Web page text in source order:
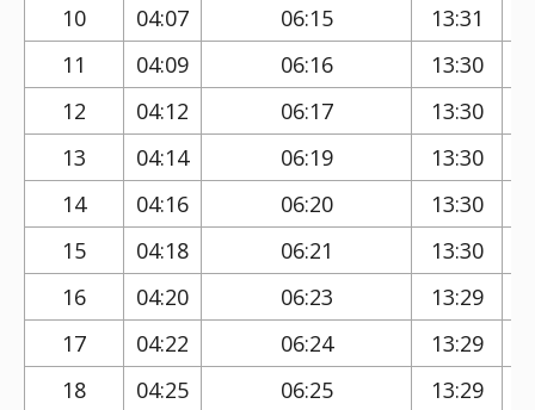
10
04:07 06:15 13:31
11
04:09 06:16 13:30
12
04:12 06:17 13:30
13
04:14 06:19 13:30
14
04:16 06:20 13:30
15
04:18 06:21 13:30
16
04:20 06:23 13:29
17
04:22 06:24 13:29
18
04:25 06:25 13:29